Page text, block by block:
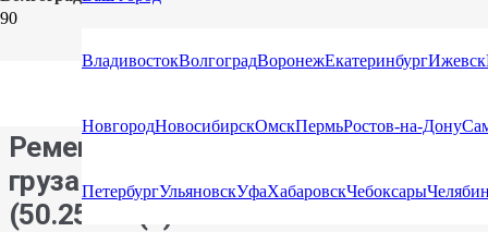
ВладивостокВолгоградВоронежЕкатеринбургИжевск
НовгородНовосибирскОмскПермьРостов-на-Дону
ПетербургУльяновскУфаХабаровскЧебоксары
Каталог/Стяжные ремни/Стяжные ремни с
Ремень стяжной для крепления
груза 2,5/5,0 тн с крюками
(50.25.5.C(L)